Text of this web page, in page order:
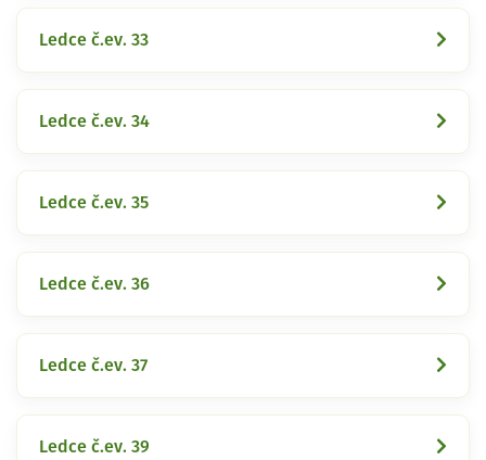
Ledce č.ev. 33
Ledce č.ev. 34
Ledce č.ev. 35
Ledce č.ev. 36
Ledce č.ev. 37
Ledce č.ev. 39